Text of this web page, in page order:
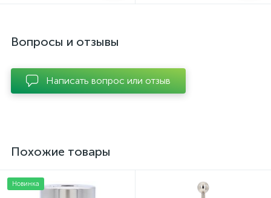
Вопросы и отзывы
Написать вопрос или отзыв
Похожие товары
Новинка